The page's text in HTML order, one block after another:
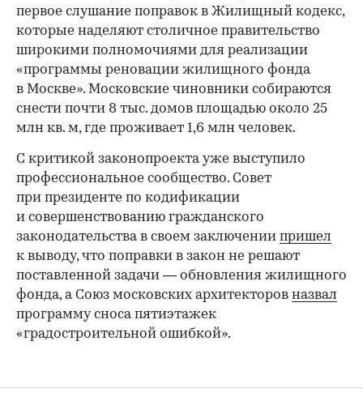
первое слушание поправок в Жилищный кодекс,
которые наделяют столичное правительство
широкими полномочиями для реализации
«программы реновации жилищного фонда
в Москве». Московские чиновники собираются
снести почти 8 тыс. домов площадью около 25
млн кв. м, где проживает 1,6 млн человек.
С критикой законопроекта уже выступило
профессиональное сообщество. Совет
при президенте по кодификации
и совершенствованию гражданского
законодательства в своем заключении пришел
к выводу, что поправки в закон не решают
поставленной задачи — обновления жилищного
фонда, а Союз московских архитекторов назвал
программу сноса пятиэтажек
«градостроительной ошибкой».